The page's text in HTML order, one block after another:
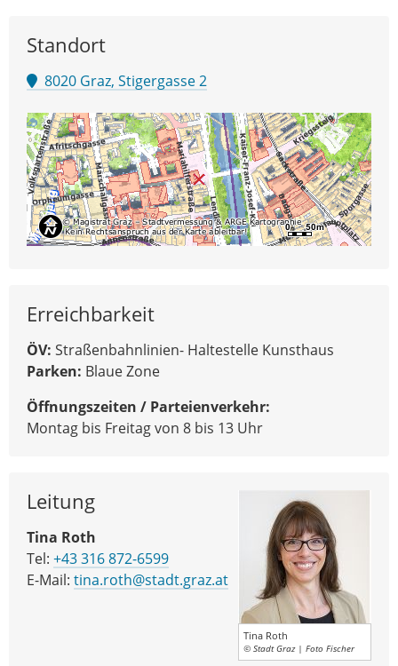
Standort
8020 Graz, Stigergasse 2
Erreichbarkeit
ÖV: Straßenbahnlinien- Haltestelle Kunsthaus
Parken: Blaue Zone
Öffnungszeiten / Parteienverkehr:
Montag bis Freitag von 8 bis 13 Uhr
Tina Roth
© Stadt Graz | Foto Fischer
Leitung
Tina Roth
Tel: +43 316 872-6599
E-Mail: tina.roth@stadt.graz.at